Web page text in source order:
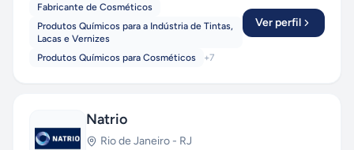
Fabricante de Cosméticos
Produtos Químicos para a Indústria de Tintas,
Lacas e Vernizes
Produtos Químicos para Cosméticos
+7
Ver perfil
Natrio
Rio de Janeiro - RJ